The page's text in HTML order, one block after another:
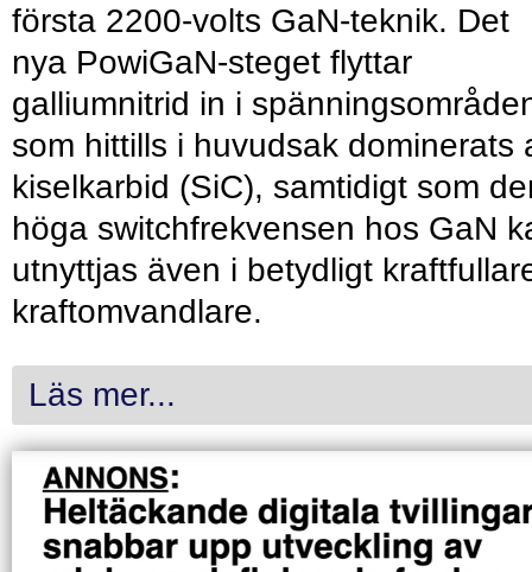
första 2200-volts GaN-teknik. Det
nya PowiGaN-steget flyttar
galliumnitrid in i
som hittills i huvudsak dominerats
kiselkarbid (SiC), samtidigt som
höga switchfrekvensen hos GaN
utnyttjas även i betydligt
kraftomvandlare.
Läs mer...